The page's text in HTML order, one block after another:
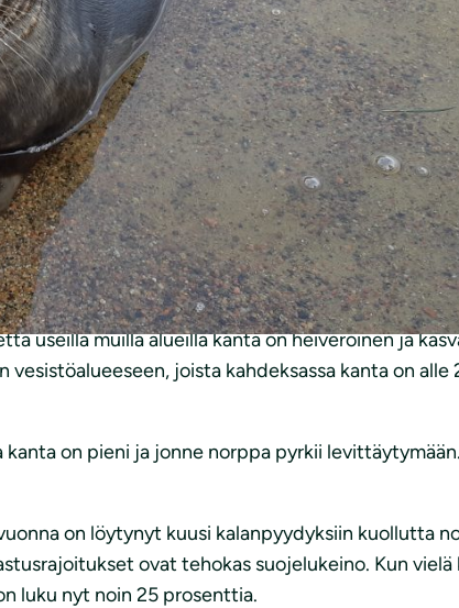
vasta hyvin alussa.
Uhka- ja epävarmuustekijöitä saimaannorpan
jossain nelinumeroisessa luvussa. Suojelutyölle
ovat todellisuutta jo nyt ja aiheuttavat
uhanalaisen eläimen geneettinen
ja Haukivedellä, mitkä kattavat reilun
useilla muilla alueilla kanta on heiveröinen ja
joista kahdeksassa kanta on alle
on pieni ja jonne norppa pyrkii
on löytynyt kuusi kalanpyydyksiin kuollutta
ovat tehokas suojelukeino. Kun
luku nyt noin 25 prosenttia.